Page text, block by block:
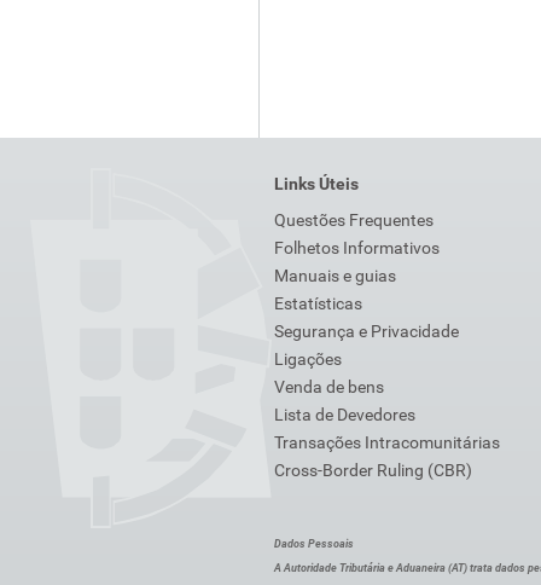
Links Úteis
Questões Frequentes
Folhetos Informativos
Manuais e guias
Estatísticas
Segurança e Privacidade
Ligações
Venda de bens
Lista de Devedores
Transações Intracomunitárias
Cross-Border Ruling (CBR)
Dados Pessoais
A Autoridade Tributária e Aduaneira (AT) trata dados